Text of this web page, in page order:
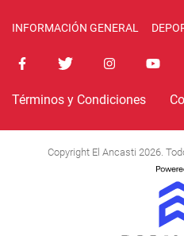
INFORMACIÓN GENERAL
Términos y Condiciones
Copyright El Ancasti 2026.